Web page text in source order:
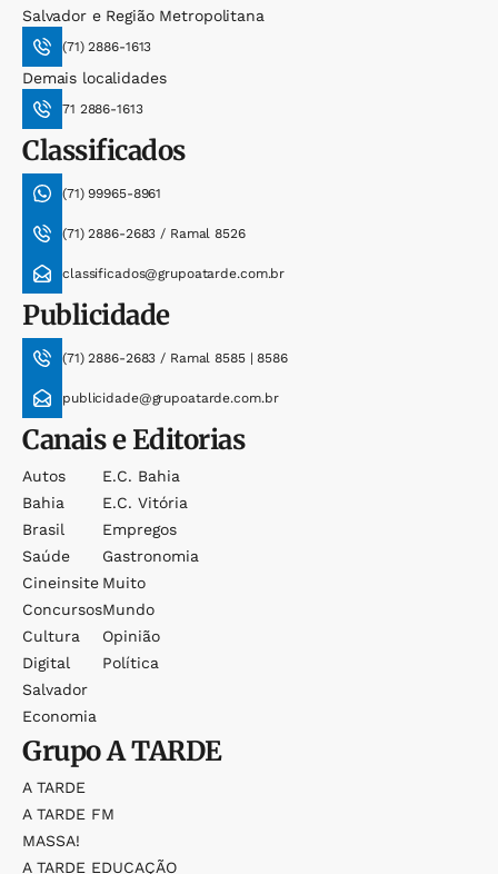
Salvador e Região Metropolitana
(71) 2886-1613
Demais localidades
71 2886-1613
Classificados
(71) 99965-8961
(71) 2886-2683 / Ramal 8526
classificados@grupoatarde.com.br
Publicidade
(71) 2886-2683 / Ramal 8585 | 8586
publicidade@grupoatarde.com.br
Canais e Editorias
Autos
Bahia
Brasil
Saúde
Cineinsite
Concursos
Cultura
Digital
Salvador
Economia
E.c. Bahia
E.c. Vitória
Empregos
Gastronomia
Muito
Mundo
Opinião
Política
GrupoA TARDE
A TARDE
A TARDE FM
MASSA!
A TARDE EDUCAÇÃO